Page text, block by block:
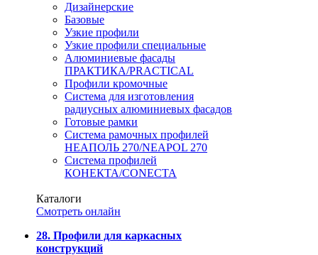
Дизайнерские
Базовые
Узкие профили
Узкие профили специальные
Алюминиевые фасады
ПРАКТИКА/PRACTICAL
Профили кромочные
Система для изготовления
радиусных алюминиевых фасадов
Готовые рамки
Система рамочных профилей
НЕАПОЛЬ 270/NEAPOL 270
Система профилей
КОНЕКТА/CONECTA
Каталоги
Смотреть онлайн
28. Профили для каркасных
конструкций